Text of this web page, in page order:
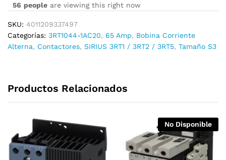
56 people are viewing this right now
SKU: 4011209337497
Categorías: 3RT1044-1AC20, 65 Amp, Bobina Corriente
Alterna, Contactores, SIRIUS 3RT1 / 3RT2 / 3RT5, Tamaño S3
Productos Relacionados
No Disponible